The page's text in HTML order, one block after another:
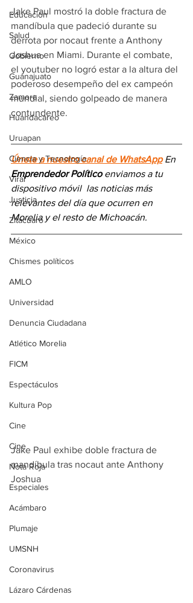
Educación
Salud
Gobierno
Guanajuato
Zamora
Huandacareo
Uruapan
Ciencia y Tecnología
Viral
Justicia
Zitácuaro
México
Chismes políticos
AMLO
Universidad
Denuncia Ciudadana
Atlético Morelia
FICM
Espectáculos
Kultura Pop
Cine
Cine
Nota Roja
Especiales
Acámbaro
Plumaje
UMSNH
Coronavirus
Lázaro Cárdenas
Jake Paul mostró la doble fractura de
mandíbula que padeció durante su
derrota por nocaut frente a Anthony
Joshua en Miami. Durante el combate,
el youtuber no logró estar a la altura del
poderoso desempeño del ex campeón
mundial, siendo golpeado de manera
contundente.
Únete a nuestro canal de WhatsApp En
Emprendedor Político enviamos a tu
dispositivo móvil las noticias más
relevantes del día que ocurren en
Morelia y el resto de Michoacán.
Jake Paul exhibe doble fractura de
mandíbula tras nocaut ante Anthony
Joshua